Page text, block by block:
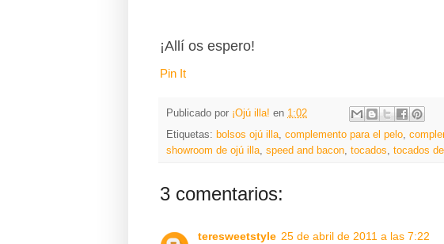
¡Allí os espero!
Pin It
Publicado por ¡Ojú illa! en 1:02
Etiquetas: bolsos ojú illa, complemento para el pelo,
showroom de ojú illa, speed and bacon, tocados, tocados
3 comentarios:
teresweetstyle 25 de abril de 2011 a las 7:22